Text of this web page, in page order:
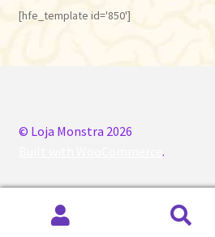
[hfe_template id='850']
© Loja Monstra 2026
.
Pesquisar
Pesquisar